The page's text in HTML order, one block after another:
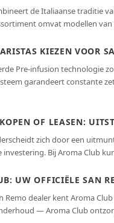
de Italiaanse traditie
omvat modellen
KIEZEN VOOR
Pre-infusion technologie
garandeert constante
OF LEASEN:
zich door een
Bij Aroma Club
UW OFFICIËLE SAN
Remo dealer kent Aroma
— Aroma Club